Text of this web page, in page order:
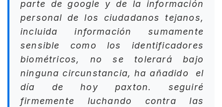
parte de google y de la información
personal de los ciudadanos tejanos,
incluida información sumamente
sensible como los identificadores
biométricos, no se tolerará bajo
ninguna circunstancia, ha añadido el
día de hoy paxton. seguiré
firmemente luchando contra las